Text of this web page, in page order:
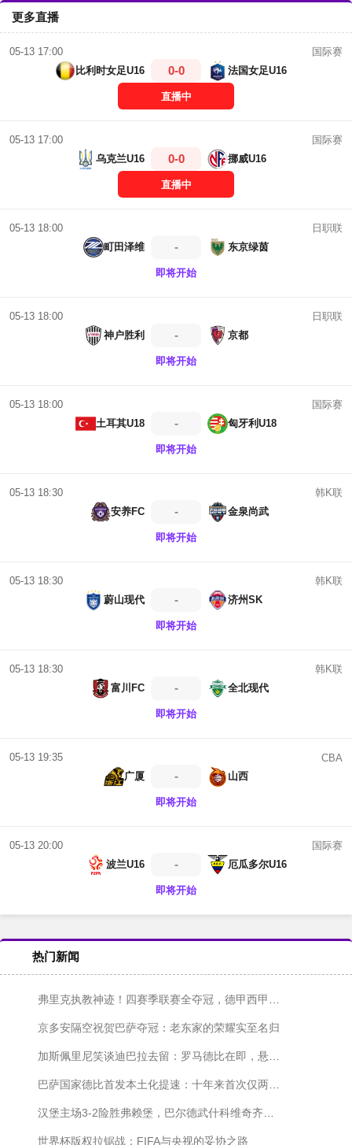
更多直播
05-13 17:00
国际赛
比利时女足U16
0-0 法国女足U16
直播中
05-13 17:00
国际赛
乌克兰U16
0-0 挪威U16
直播中
05-13 18:00
日职联
町田泽维
- 东京绿茵
即将开始
05-13 18:00
日职联
神户胜利
- 京都
即将开始
05-13 18:00
国际赛
土耳其U18
- 匈牙利U18
即将开始
05-13 18:30
韩K联
安养FC
- 金泉尚武
即将开始
05-13 18:30
韩K联
蔚山现代
- 济州SK
即将开始
05-13 18:30
韩K联
富川FC
- 全北现代
即将开始
05-13 19:35
CBA
广厦
- 山西
即将开始
05-13 20:00
国际赛
波兰U16
- 厄瓜多尔U16
即将开始
热门新闻
弗里克执教神迹！四赛季联赛全夺冠，德甲西甲各两冠
京多安隔空祝贺巴萨夺冠：老东家的荣耀实至名归
加斯佩里尼笑谈迪巴拉去留：罗马德比在即，悬念仍在发酵
巴萨国家德比首发本土化提速：十年来首次仅两名外援出战
汉堡主场3-2险胜弗赖堡，巴尔德武什科维奇齐发威
世界杯版权拉锯战：FIFA与央视的妥协之路